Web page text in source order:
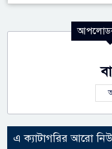
এ ক্যাটাগরির আরো